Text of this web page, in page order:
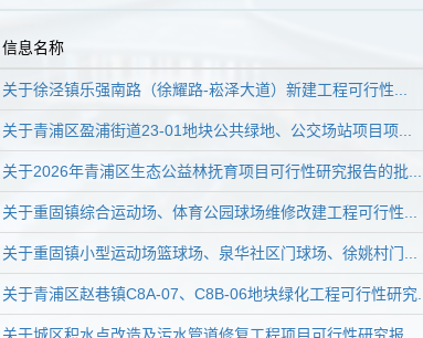
信息名称
关于徐泾镇乐强南路（徐耀路-崧泽大道）新建工程可行性...
关于青浦区盈浦街道23-01地块公共绿地、公交场站项目项...
关于2026年青浦区生态公益林抚育项目可行性研究报告的批...
关于重固镇综合运动场、体育公园球场维修改建工程可行性...
关于重固镇小型运动场篮球场、泉华社区门球场、徐姚村门...
关于青浦区赵巷镇C8A-07、C8B-06地块绿化工程可行性研究...